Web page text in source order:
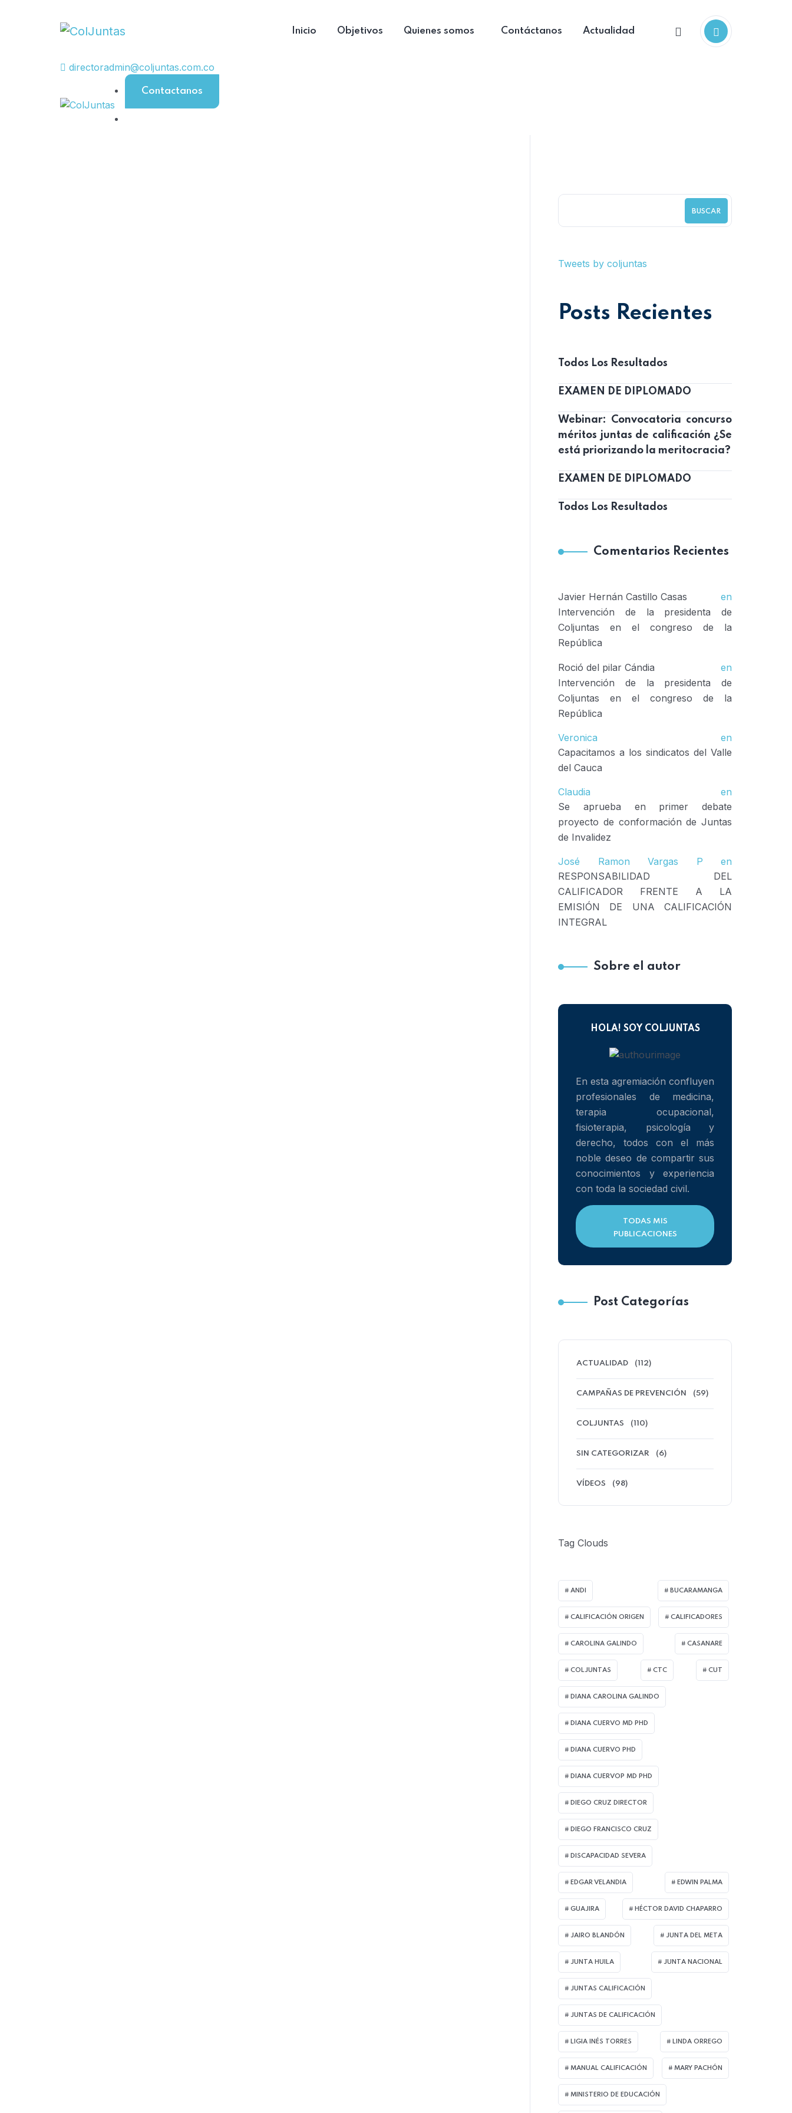
Inicio Objetivos Quienes somos Contáctanos Actualidad
directoradmin@coljuntas.com.co
Contactanos
BUSCAR
Tweets by coljuntas
Posts Recientes
Todos Los Resultados
EXAMEN DE DIPLOMADO
Webinar: Convocatoria concurso
méritos juntas de calificación ¿Se
está priorizando la meritocracia?
EXAMEN DE DIPLOMADO
Todos Los Resultados
Comentarios Recientes
Javier Hernán Castillo Casas en
Intervención de la presidenta de
Coljuntas en el congreso de la
República
Roció del pilar Cándia en
Intervención de la presidenta de
Coljuntas en el congreso de la
República
Veronica en
Capacitamos a los sindicatos del Valle
del Cauca
Claudia en
Se aprueba en primer debate
proyecto de conformación de Juntas
de Invalidez
José Ramon Vargas P en
RESPONSABILIDAD DEL
CALIFICADOR FRENTE A LA
EMISIÓN DE UNA CALIFICACIÓN
INTEGRAL
Sobre el autor
HOLA! SOY COLJUNTAS
En esta agremiación confluyen
profesionales de medicina,
terapia ocupacional,
fisioterapia, psicología y
derecho, todos con el más
noble deseo de compartir sus
conocimientos y experiencia
con toda la sociedad civil.
TODAS MIS
PUBLICACIONES
Post Categorías
ACTUALIDAD (112)
CAMPAÑAS DE PREVENCIÓN (59)
COLJUNTAS (110)
SIN CATEGORIZAR (6)
VÍDEOS (98)
Tag Clouds
ANDI BUCARAMANGA
CALIFICACIÓN ORIGEN CALIFICADORES
CAROLINA GALINDO CASANARE
COLJUNTAS CTC CUT
DIANA CAROLINA GALINDO
DIANA CUERVO MD PHD
DIANA CUERVO PHD
DIANA CUERVOP MD PHD
DIEGO CRUZ DIRECTOR
DIEGO FRANCISCO CRUZ
DISCAPACIDAD SEVERA
EDGAR VELANDIA EDWIN PALMA
GUAJIRA HÉCTOR DAVID CHAPARRO
JAIRO BLANDÓN JUNTA DEL META
JUNTA HUILA JUNTA NACIONAL
JUNTAS CALIFICACIÓN
JUNTAS DE CALIFICACIÓN
LIGIA INÉS TORRES LINDA ORREGO
MANUAL CALIFICACIÓN MARY PACHÓN
MINISTERIO DE EDUCACIÓN